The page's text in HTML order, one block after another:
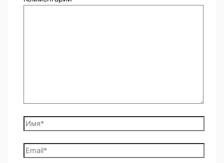
Имя*
Email*